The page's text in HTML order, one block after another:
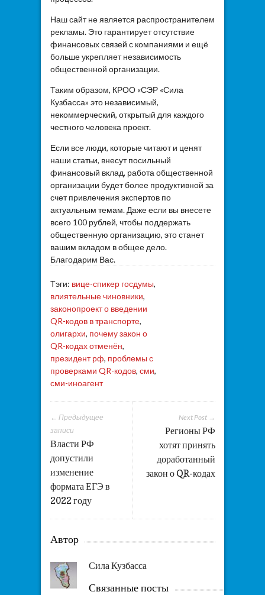
Наш сайт не является распространителем
рекламы. Это гарантирует отсутствие
финансовых связей с компаниями и ещё
больше укрепляет независимость
общественной организации.
Таким образом, КРОО «СЭР «Сила
Кузбасса» это независимый,
некоммерческий, открытый для каждого
честного человека проект.
Если все люди, которые читают и ценят
наши статьи, внесут посильный
финансовый вклад, работа общественной
организации будет более продуктивной за
счет привлечения экспертов по
актуальным темам. Даже если вы внесете
всего 100 рублей, чтобы поддержать
общественную организацию, это станет
вашим вкладом в общее дело.
Благодарим Вас.
Тэги: вице-спикер госдумы,
влиятельные чиновники,
законопроект о введении
QR-кодов в транспорте,
олигархи, почему закон о
QR-кодах отменён,
президент рф, проблемы с
проверками QR-кодов, сми,
сми-иноагент
Next Post →
Регионы РФ
хотят принять
доработанный
закон о QR-кодах
← Предыдущее
записи
Власти РФ
допустили
изменение
формата ЕГЭ в
2022 году
Автор
Сила Кузбасса
Связанные посты